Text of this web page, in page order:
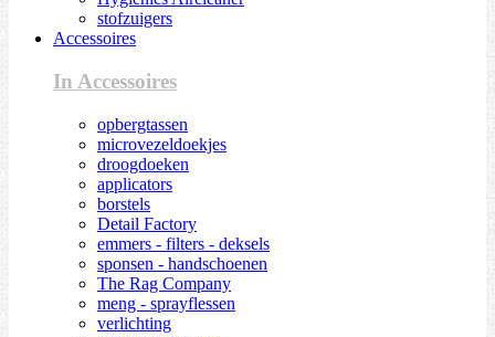
stofzuigers
Accessoires
In Accessoires
opbergtassen
microvezeldoekjes
droogdoeken
applicators
borstels
Detail Factory
emmers - filters - deksels
sponsen - handschoenen
The Rag Company
meng - sprayflessen
verlichting